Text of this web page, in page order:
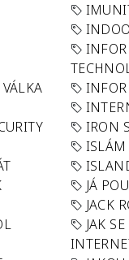
IRON
ISLÁM
JÁ
JACK
JAK